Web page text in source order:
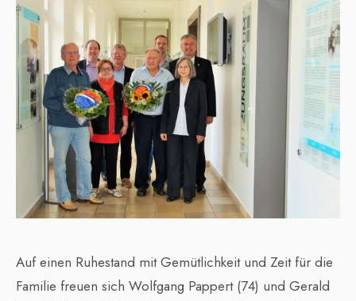
Auf einen Ruhestand mit Gemütlichkeit und Zeit für die
Familie freuen sich Wolfgang Pappert (74) und Gerald